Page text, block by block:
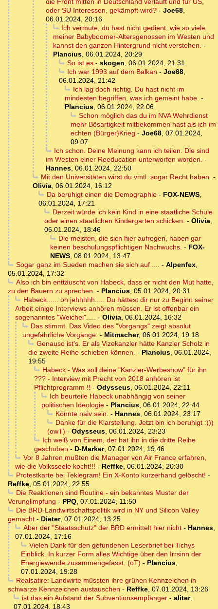
die Front mitten in Deutschland verläuft und für US,
oder SU Interessen, gekämpft wird? - Joe68,
06.01.2024, 20:16
Ich vermute, du hast nicht gedient, wie so viele
meiner Babyboomer-Altersgenossen im Westen und
kannst den ganzen Hintergrund nicht verstehen. -
Plancius, 06.01.2024, 20:29
So ist es- skogen, 06.01.2024, 21:31
Ich war 1993 auf dem Balkan - Joe68,
06.01.2024, 21:42
Ich lag doch richtig. Du hast nicht im
mindesten begriffen, was ich gemeint habe. -
Plancius, 06.01.2024, 22:06
Schon möglich das du im NVA Wehrdienst
mehr Bösartigkeit mitbekommen hast als ich im
echten (Bürger)Krieg - Joe68, 07.01.2024,
09:07
Ich schon. Deine Meinung kann ich teilen. Die sind
im Westen einer Reeducation unterworfen worden. -
Hannes, 06.01.2024, 22:50
Mit den Universitäten wirst du vmtl. sogar Recht haben. -
Olivia, 06.01.2024, 16:12
Da beruhigt einen die Demographie- FOX-NEWS,
06.01.2024, 17:21
Derzeit würde ich kein Kind in eine staatliche Schule
oder einen staatlichen Kindergarten schicken. - Olivia,
06.01.2024, 18:46
Die meisten, die sich hier aufregen, haben gar
keinen beschulungspflichtigen Nachwuchs. - FOX-
NEWS, 08.01.2024, 13:47
Sogar ganz im Sueden machen sie sich auf .... - Alpenfex,
05.01.2024, 17:32
Also ich bin enttäuscht von Habeck, dass er nicht den Mut hatte,
zu den Bauern zu sprechen. - Plancius, 05.01.2024, 20:31
Habeck...... oh jehhhhh..... Du hättest dir nur zu Beginn seiner
Arbeit einige Interviews anhören müssen. Er ist offenbar ein
sogenanntes "Weichei"..... - Olivia, 06.01.2024, 16:32
Das stimmt. Das Video des "Vorgangs" zeigt absolut
ungefährliche Vorgänge: - Mitmacher, 06.01.2024, 19:18
Genauso ist's. Er als Vizekanzler hätte Kanzler Scholz in
die zweite Reihe schieben können. - Plancius, 06.01.2024,
19:55
Habeck - Was soll deine "Kanzler-Werbeshow" für ihn
??? - Interview mit Precht von 2018 anhören ist
Pflichtprogramm !! - Odysseus, 06.01.2024, 22:11
Ich beurteile Habeck unabhängig von seiner
politischen Ideologie - Plancius, 06.01.2024, 22:44
Könnte naiv sein. - Hannes, 06.01.2024, 23:17
Danke für die Klarstellung. Jetzt bin ich beruhigt :)))
(owT) - Odysseus, 06.01.2024, 23:23
Ich weiß von Einem, der hat ihn in die dritte Reihe
geschoben - D-Marker, 07.01.2024, 19:46
Vor 8 Jahren mußten die Manager von Air France erfahren,
wie die Volksseele kocht!!! - Reffke, 06.01.2024, 20:30
Protestkarte bei Teklegram! Ein X-Konto kurzerhand gelöscht! -
Reffke, 05.01.2024, 22:55
Die Reaktionen sind Routine - ein bekanntes Muster der
Verunglimpfung - PPQ, 07.01.2024, 11:50
Die BRD-Landwirtschaftspolitik wird in NY und Silicon Valley
gemacht - Dieter, 07.01.2024, 13:25
Aber der "Staatsschutz" der BRD ermittelt hier nicht- Hannes,
07.01.2024, 17:16
Vielen Dank für den gefundenen Leserbrief bei Tichys
Einblick. In kurzer Form alles Wichtige über den Irrsinn der
Energiewende zusammengefasst. (oT) - Plancius,
07.01.2024, 19:28
Realsatire: Landwirte müssten ihre grünen Kennzeichen in
schwarze Kennzeichen austauschen - Reffke, 07.01.2024, 13:26
ist das ein Aufstand der Subventionsempfänger- aliter,
07.01.2024, 18:43